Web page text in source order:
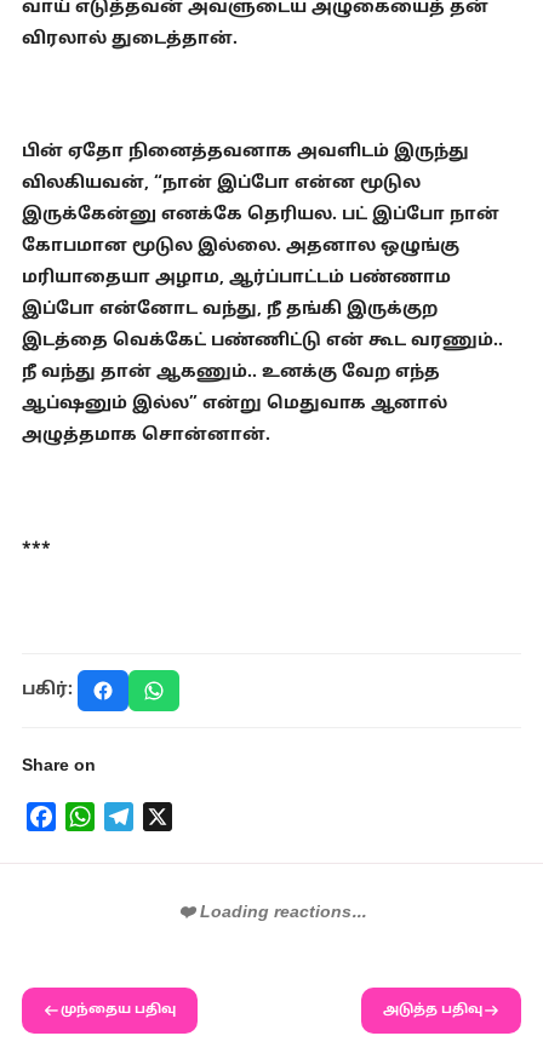
வாய் எடுத்தவன் அவளுடைய அழுகையைத் தன்
விரலால் துடைத்தான்.
பின் ஏதோ நினைத்தவனாக அவளிடம் இருந்து
விலகியவன், “நான் இப்போ என்ன மூடுல
இருக்கேன்னு எனக்கே தெரியல. பட் இப்போ நான்
கோபமான மூடுல இல்லை. அதனால ஒழுங்கு
மரியாதையா அழாம, ஆர்ப்பாட்டம் பண்ணாம
இப்போ என்னோட வந்து, நீ தங்கி இருக்குற
இடத்தை வெக்கேட் பண்ணிட்டு என் கூட வரணும்..
நீ வந்து தான் ஆகணும்.. உனக்கு வேற எந்த
ஆப்ஷனும் இல்ல” என்று மெதுவாக ஆனால்
அழுத்தமாக சொன்னான்.
***
பகிர்:
Share on
❤️ Loading reactions...
முந்தைய பதிவு அடுத்த பதிவு